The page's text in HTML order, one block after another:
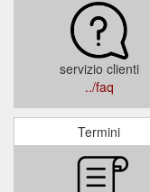
servizio clienti
../faq
Termini